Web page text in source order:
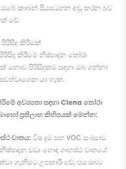
කාබන් පියසටහන අඩු කරන බව
වේ.
කිරීමක්
කිරීමේ නිෂ්පාදන තෝරා
නොව පිරිසිදුකම සඳහා ඔබ ගන්නා
යා හැක.
අවශ්‍යතා සඳහා Clena තෝරා
ප්‍රතිලාභ කිහිපයක් මෙන්න:
වාතය: විෂ දුම සහ VOC සංඛ්‍යාව
වඩා හොඳ ගෘහස්ථ වාතයේ
ගැනීමට උපකාරී වේ, එය ඔබට